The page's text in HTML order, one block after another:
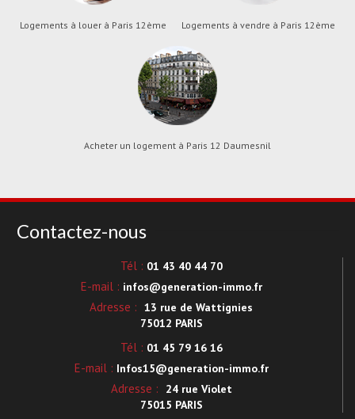
Logements à louer à Paris 12ème Logements à vendre à Paris 12ème
Acheter un logement à Paris 12 Daumesnil
Contactez-nous
Tél : 01 43 40 44 70
E-mail : infos@generation-immo.fr
Adresse : 13 rue de Wattignies
75012 PARIS
Tél : 01 45 79 16 16
E-mail : Infos15@generation-immo.fr
Adresse :
24 rue Violet
75015 PARIS